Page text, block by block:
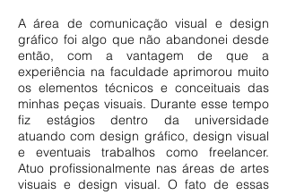
A área de comunicação visual e design
gráfico foi algo que não abandonei desde
então, com a vantagem de que a
experiência na faculdade aprimorou muito
os elementos técnicos e conceituais das
minhas peças visuais. Durante esse tempo
fiz estágios dentro da universidade
atuando com design gráfico, design visual
e eventuais trabalhos como freelancer.
Atuo profissionalmente nas áreas de artes
visuais e design visual. O fato de essas